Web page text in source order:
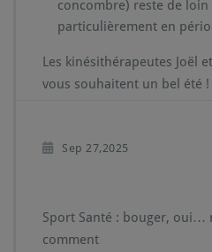
concombre) reste de
particulièrement en
Les kinésithérapeutes Joël
vous souhaitent un bel été !
Sep 27,2025
Sport Santé : bouger, oui…
comment